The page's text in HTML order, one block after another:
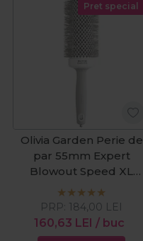
Pret special
Olivia Garden Perie de
par 55mm Expert
Blowout Speed XL
White
160,63 LEI / buc
PRP: 184,00 LEI